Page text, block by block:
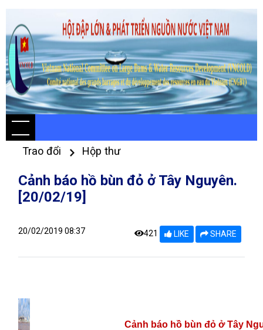
Trao đổi Hộp thư
Cảnh báo hồ bùn đỏ ở Tây Nguyên.
[20/02/19]
20/02/2019 08:37 421 LIKE SHARE
Cảnh báohồ bùn đỏ ở Tây